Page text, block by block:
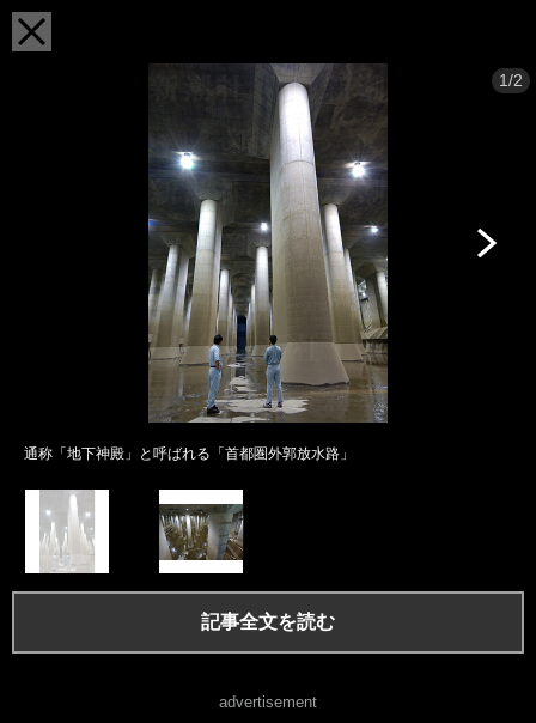
1/2
通称「地下神殿」と呼ばれる「首都圏外郭放水路」
記事全文を読む
advertisement